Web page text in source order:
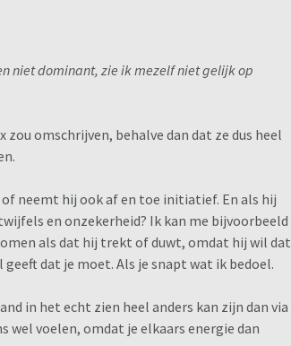
er hier ook een hoop emoties om de
en belevingen, het is daarbij belangrijk
altijd respectvol, ook als hun kink en
niet dominant, zie ik mezelf niet gelijk op
omschrijven, behalve dan dat ze dus heel
neemt hij ook af en toe initiatief. En als hij
en onzekerheid? Ik kan me bijvoorbeeld
als dat hij trekt of duwt, omdat hij wil dat
dat je moet. Als je snapt wat ik bedoel.
in het echt zien heel anders kan zijn dan via
wel voelen, omdat je elkaars energie dan